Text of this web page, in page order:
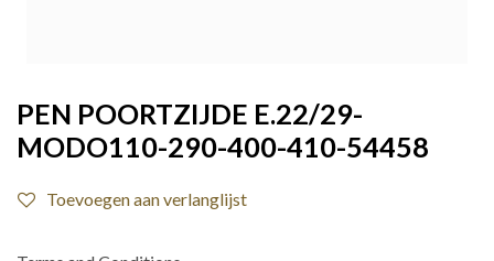
PEN POORTZIJDE E.22/29-
MODO110-290-400-410-54458
Toevoegen aan verlanglijst